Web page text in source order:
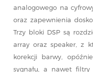
analogowego na
oraz zapewnienia
Trzy bloki DSP są
array oraz speaker, z
korekcji barwy,
sygnału, a nawet